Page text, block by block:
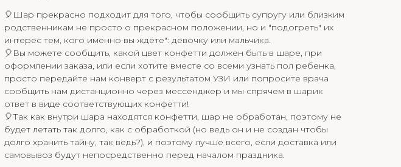
🎈Шар прекрасно подходит для того, чтобы сообщить супругу или близким
родственникам не просто о прекрасном положении, но и "подогреть" их
интерес тем, кого именно вы ждёте": девочку или мальчика.
🎈Вы можете сообщить, какой цвет конфетти должен быть в шаре, при
оформлении заказа, или если хотите вместе со всеми узнать пол ребенка,
просто передайте нам конверт с результатом УЗИ или попросите врача
сообщить нам дистанционно через мессенджер и мы спрячем в шарик
ответ в виде соответствующих конфетти!
🎈Так как внутри шара находятся конфетти, шар не обработан, поэтому не
будет летать так долго, как с обработкой (но ведь он и не создан чтобы
долго хранить тайну, так ведь?), и поэтому лучше всего, если доставка или
самовывоз будут непосредственно перед началом праздника.